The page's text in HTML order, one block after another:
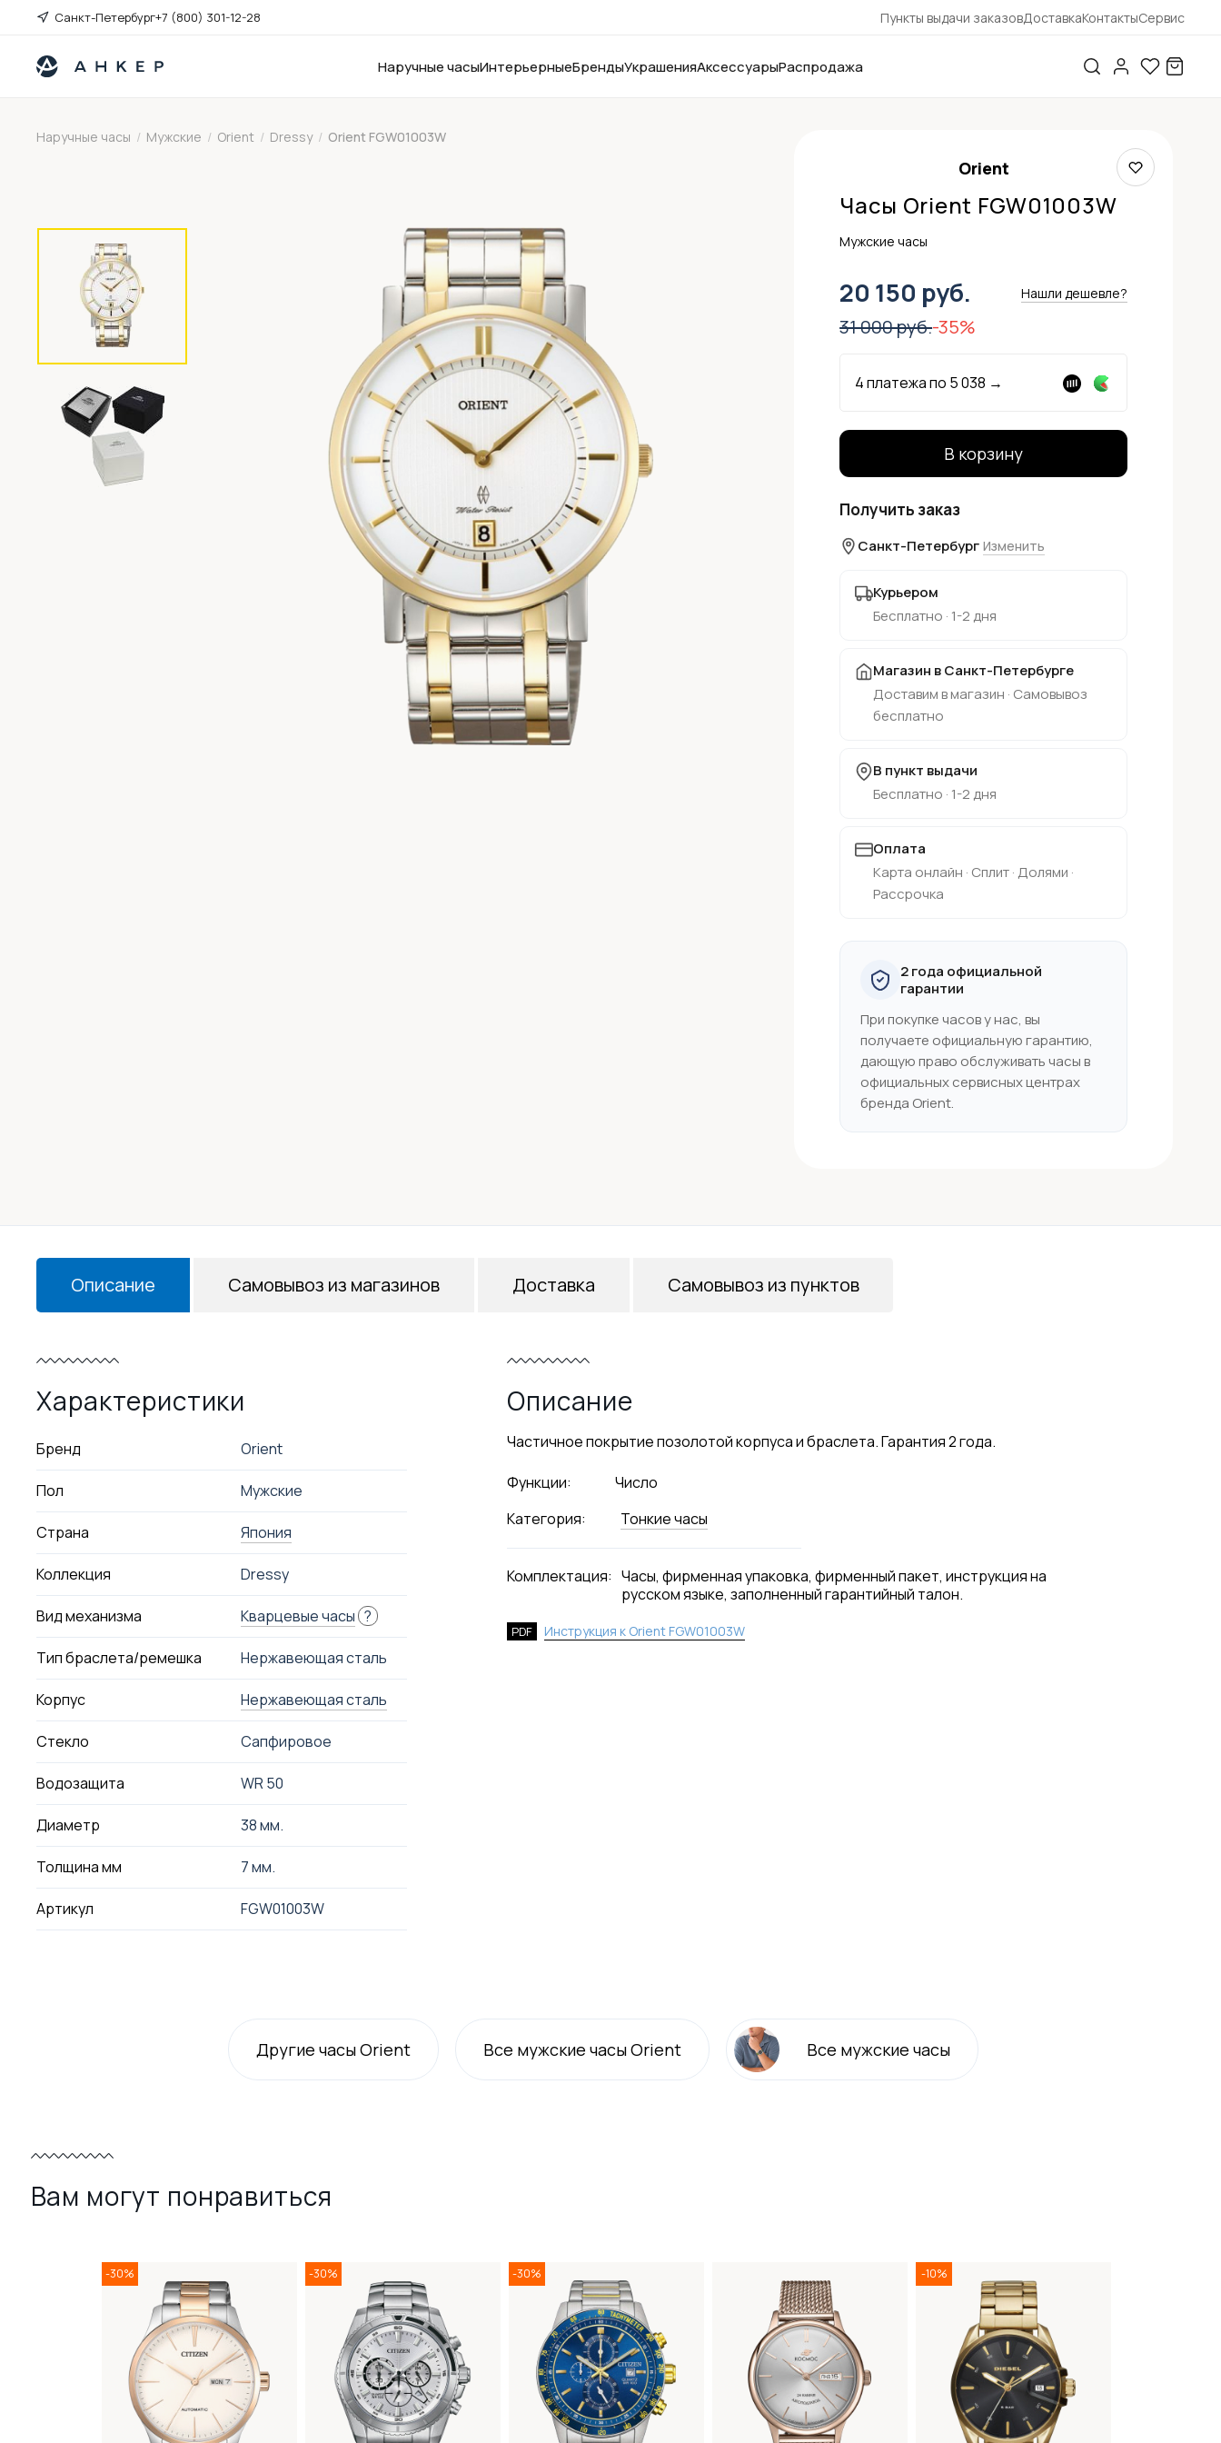
Санкт-Петербург+7 (800) 301-12-28 Пункты выдачи заказовДоставкаКонтактыСервис
Наручные часыИнтерьерныеБрендыУкрашенияАксессуарыРаспродажа
Наручные часы / Мужские / Orient / Dressy / Orient FGW01003W
Orient
Часы Orient FGW01003W
Мужские часы
20 150 руб. Нашли дешевле?
31 000 руб.-35%
4 платежа по 5 038 →
В корзину
Получить заказ
Санкт-Петербург Изменить
Курьером
Бесплатно · 1-2 дня
Магазин в Санкт-Петербурге
Доставим в магазин · Самовывоз
бесплатно
В пункт выдачи
Бесплатно · 1-2 дня
Оплата
Карта онлайн · Сплит · Долями ·
Рассрочка
2 года официальной
гарантии
При покупке часов у нас, вы
получаете официальную гарантию,
дающую право обслуживать часы в
официальных сервисных центрах
бренда Orient.
Описание
Характеристики
Бренд Orient
Пол Мужские
Страна Япония
Коллекция Dressy
Вид механизма Кварцевые часы ?
Тип браслета/ремешка Нержавеющая сталь
Корпус Нержавеющая сталь
Стекло Сапфировое
Водозащита WR 50
Диаметр 38 мм.
Толщина мм 7 мм.
Артикул FGW01003W
Описание
Частичное покрытие позолотой корпуса и браслета. Гарантия 2 года.
Функции:
Число
Категория:
Тонкие часы
Комплектация: Часы, фирменная упаковка, фирменный пакет, инструкция на
русском языке, заполненный гарантийный талон.
PDF Инструкция к Orient FGW01003W
Самовывоз из магазинов Доставка Самовывоз из пунктов
Другие часы Orient Все мужские часы Orient Все мужские часы
Вам могут понравиться
-30% -30% -30% -10%